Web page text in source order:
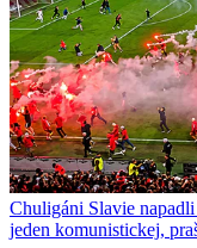
Chuligáni Slavie
jeden komunistickej,